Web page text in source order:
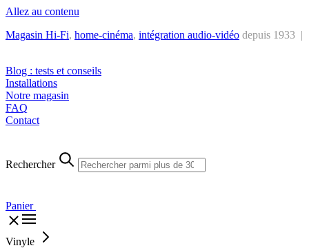
Allez au contenu
Magasin Hi-Fi, home-cinéma, intégration audio-vidéo depuis 1933 |
Blog : tests et conseils
Installations
Notre magasin
FAQ
Contact
Rechercher
Panier
Vinyle